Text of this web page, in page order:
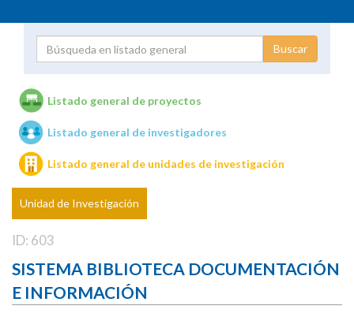
Unidades de investigación
Listado general de proyectos
Listado general de investigadores
Listado general de unidades de investigación
Unidad de Investigación
ID: 603
SISTEMA BIBLIOTECA DOCUMENTACIÓN
E INFORMACIÓN